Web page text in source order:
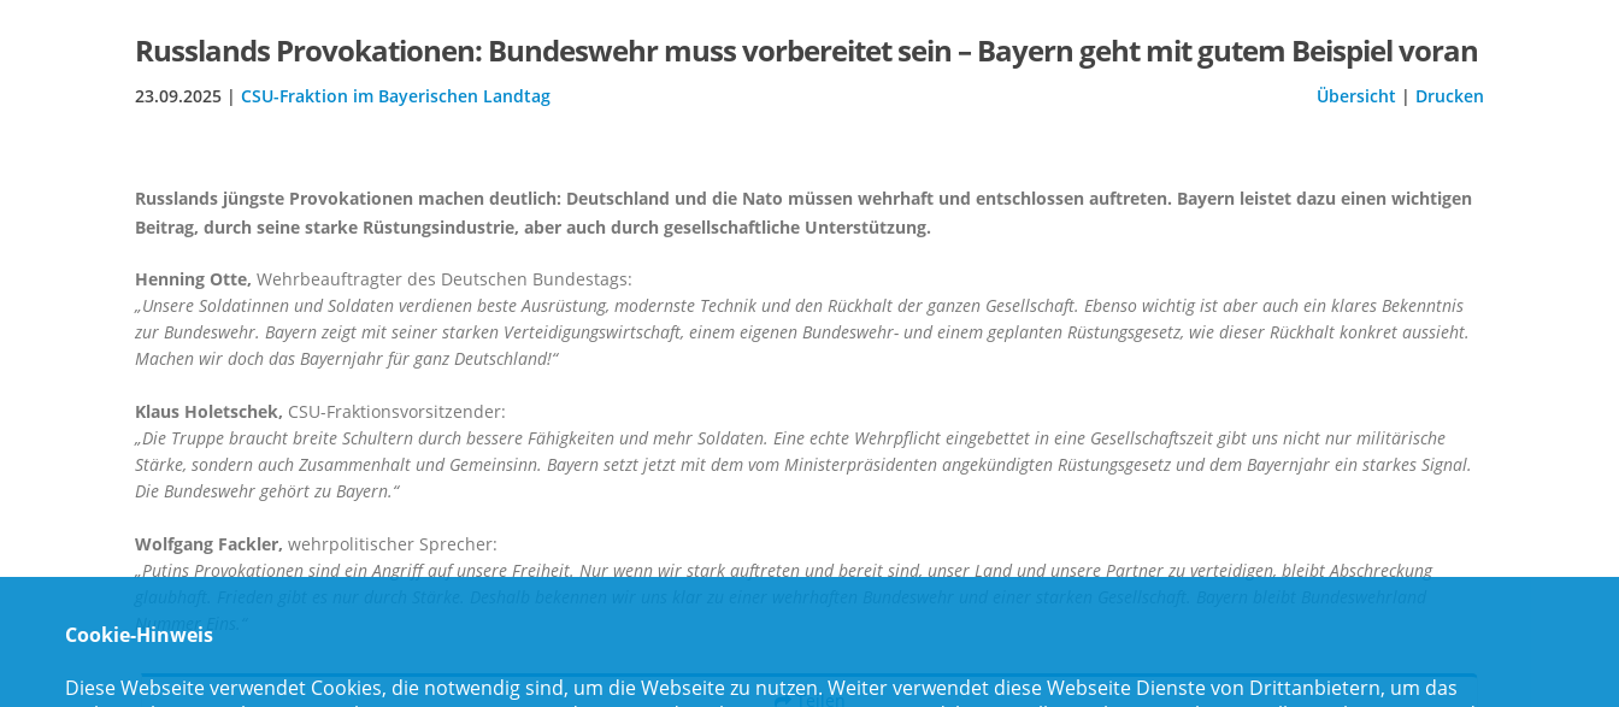
Russlands Provokationen: Bundeswehr muss vorbereitet sein – Bayern geht mit gutem Beispiel voran
23.09.2025 | CSU-Fraktion im Bayerischen Landtag Übersicht | Drucken
Russlands jüngste Provokationen machen deutlich: Deutschland und die Nato müssen wehrhaft und entschlossen auftreten. Bayern leistet dazu einen wichtigen
Beitrag, durch seine starke Rüstungsindustrie, aber auch durch gesellschaftliche Unterstützung.
Henning Otte, Wehrbeauftragter des Deutschen Bundestags:
Unsere Soldatinnen und Soldaten verdienen beste Ausrüstung, modernste Technik und den Rückhalt der ganzen Gesellschaft. Ebenso wichtig ist aber auch ein klares Bekenntnis
zur Bundeswehr. Bayern zeigt mit seiner starken Verteidigungswirtschaft, einem eigenen Bundeswehr- und einem geplanten Rüstungsgesetz, wie dieser Rückhalt konkret aussieht.
Machen wir doch das Bayernjahr für ganz Deutschland!“
Klaus Holetschek, CSU-Fraktionsvorsitzender:
Die Truppe braucht breite Schultern durch bessere Fähigkeiten und mehr Soldaten. Eine echte Wehrpflicht eingebettet in eine Gesellschaftszeit gibt uns nicht nur militärische
Stärke, sondern auch Zusammenhalt und Gemeinsinn. Bayern setzt jetzt mit dem vom Ministerpräsidenten angekündigten Rüstungsgesetz und dem Bayernjahr ein starkes Signal.
Die Bundeswehr gehört zu Bayern.“
Wolfgang Fackler, wehrpolitischer Sprecher:
Putins Provokationen sind ein Angriff auf unsere Freiheit. Nur wenn wir stark auftreten und bereit sind, unser Land und unsere Partner zu verteidigen, bleibt Abschreckung
Nummer Eins.“
Teilen
Cookie-Hinweis
Diese Webseite verwendet Cookies, die notwendig sind, um die Webseite zu nutzen. Weiter verwendet diese Webseite Dienste von Drittanbietern, um das